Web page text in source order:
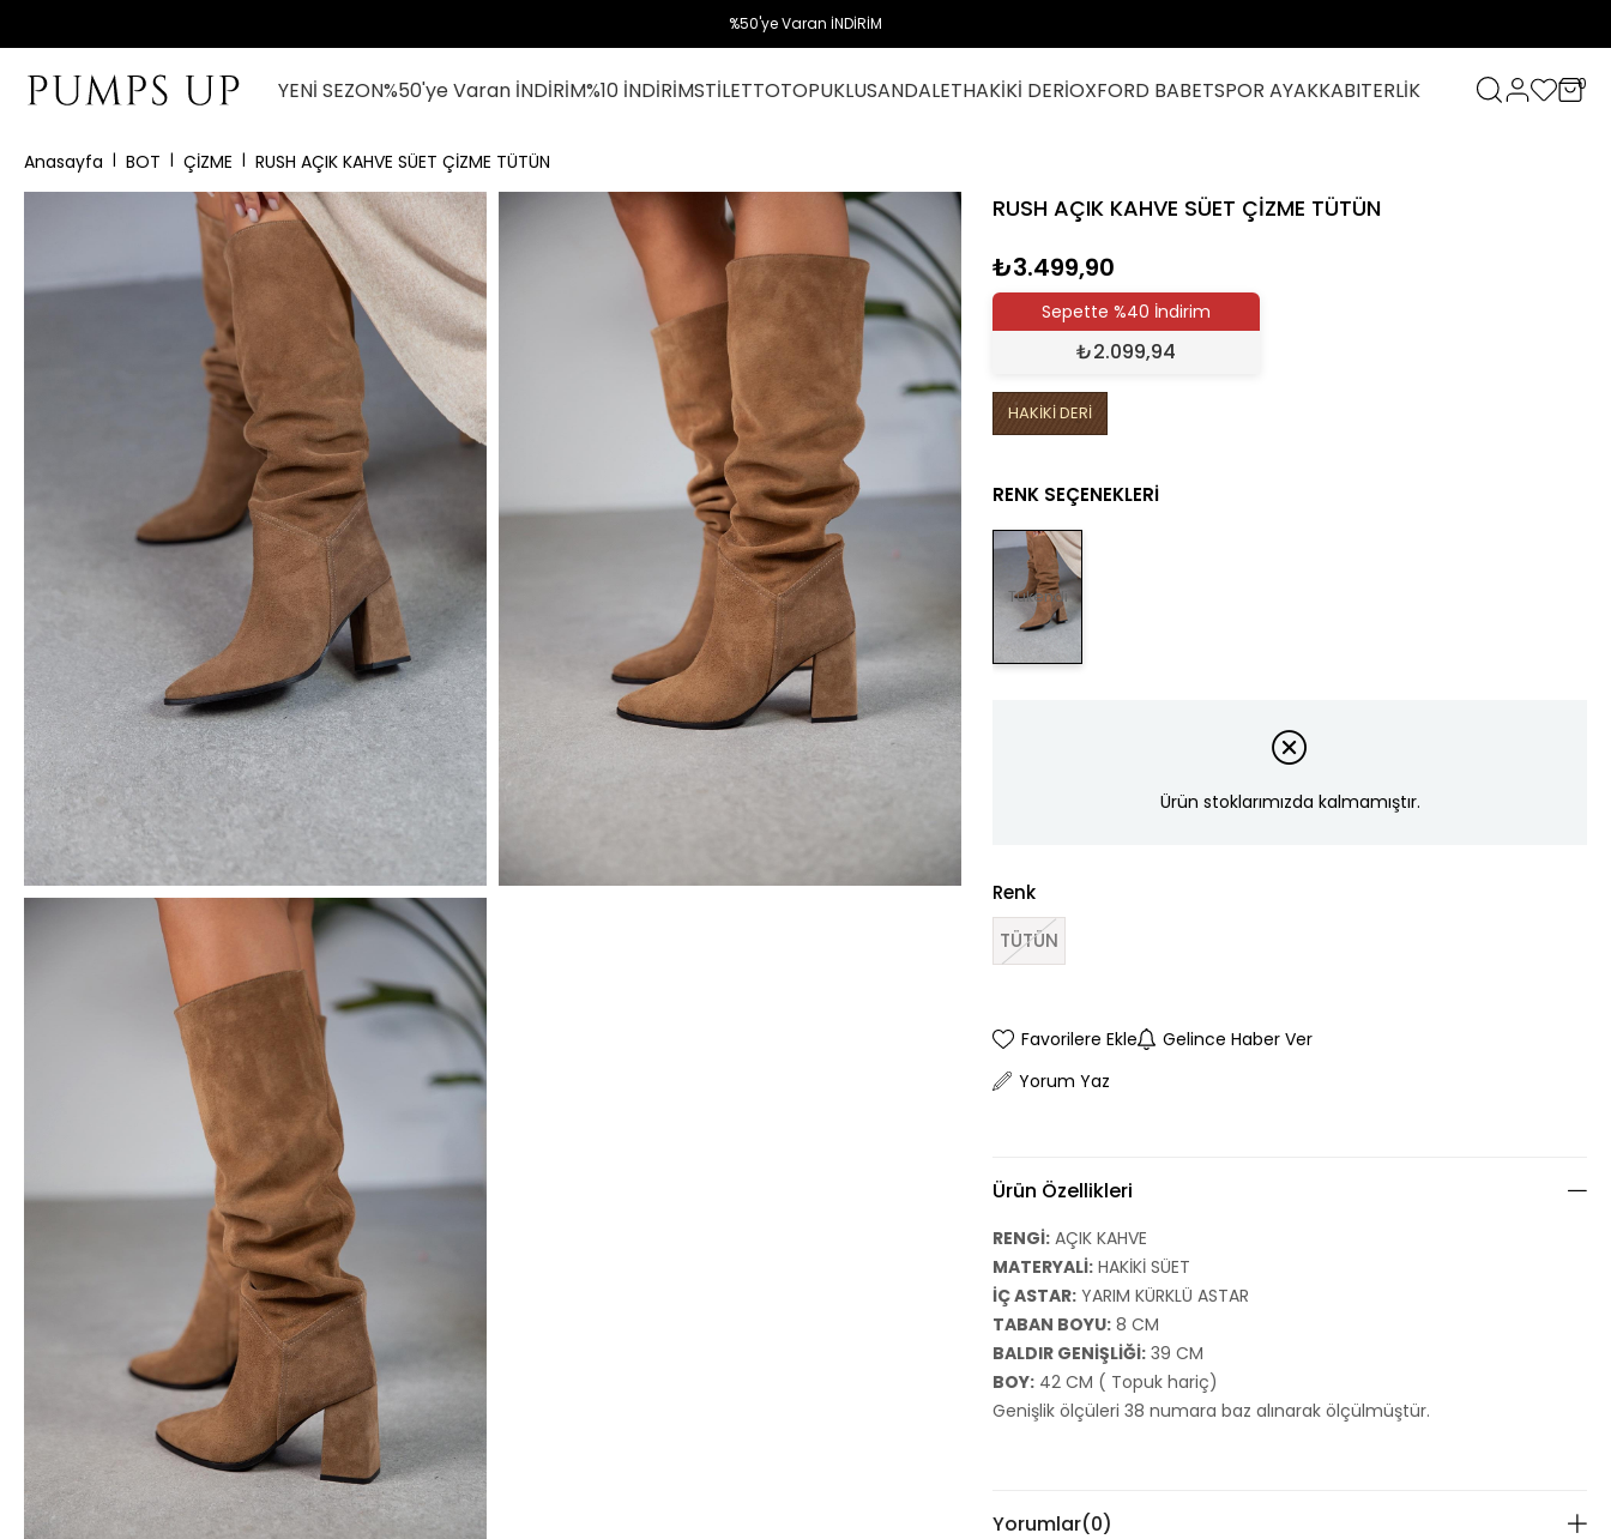
%50'ye Varan İNDİRİM
YENİ SEZON%50'ye Varan İNDİRİM%10 İNDİRİMSTİLETTOTOPUKLUSANDALETHAKİKİ DERİOXFORD BABETSPOR AYAKKABITERLİK 0
Anasayfa BOT ÇİZME RUSH AÇIK KAHVE SÜET ÇİZME TÜTÜN
RUSH AÇIK KAHVE SÜET ÇİZME TÜTÜN
₺3.499,90
Sepette %40 İndirim
₺2.099,94
HAKİKİ DERİ
RENK SEÇENEKLERI
Tükendi
Ürün stoklarımızda kalmamıştır.
Renk
TÜTÜN
Favorilere Ekle
Gelince Haber Ver
Yorum Yaz
Ürün Özellikleri
RENGİ: AÇIK KAHVE
MATERYALİ: HAKİKİ SÜET
İÇ ASTAR: YARIM KÜRKLÜ ASTAR
TABAN BOYU: 8 CM
BALDIR GENİŞLİĞİ: 39 CM
BOY: 42 CM ( Topuk hariç)
Genişlik ölçüleri 38 numara baz alınarak ölçülmüştür.
Yorumlar(0)